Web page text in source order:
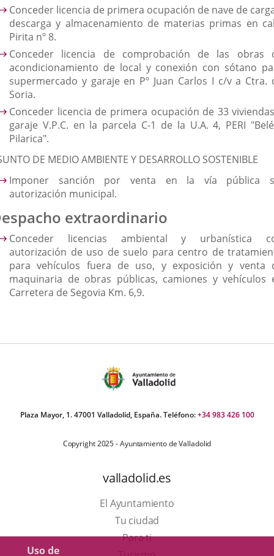
Uso de
Conceder licencia de primera ocupación de nave de
descarga y almacenamiento de materias primas en
Pirita nº 8.
Conceder licencia de comprobación de las obras
acondicionamiento de local y conexión con sótano
supermercado y garaje en Pº Juan Carlos I c/v a Ctra.
Soria.
Conceder licencia de primera ocupación de 33
garaje V.P.C. en la parcela C-1 de la U.A. 4, PERI
Pilarica".
DE MEDIO AMBIENTE Y DESARROLLO SOSTENIBLE
Imponer sanción por venta en la vía pública
autorización municipal.
extraordinario
Conceder licencias ambiental y urbanística
autorización de uso de suelo para centro de
para vehículos fuera de uso, y exposición y venta
maquinaria de obras públicas, camiones y vehículos
Carretera de Segovia Km. 6,9.
Plaza Mayor, 1. 47001 Valladolid, España. Teléfono:+34 983 426 100
Copyright 2025 - Ayuntamiento de Valladolid
valladolid.es
El Ayuntamiento
Tu ciudad
Para ti